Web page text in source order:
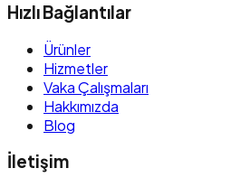
Hızlı Bağlantılar
Ürünler
Hizmetler
Vaka Çalışmaları
Hakkımızda
Blog
İletişim